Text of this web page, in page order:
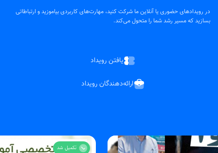
در رویدادهای حضوری یا آنلاین ما شرکت کنید، مهارت‌های کاربردی بیاموزید و ارتباطاتی
بسازید که مسیر رشد شما را متحول می‌کند.
یافتن رویداد
ارائه‌دهندگان رویداد
تکمیل شد